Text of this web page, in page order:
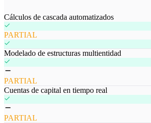
Cálculos de cascada automatizados
PARTIAL
Modelado de estructuras multientidad
PARTIAL
Cuentas de capital en tiempo real
PARTIAL